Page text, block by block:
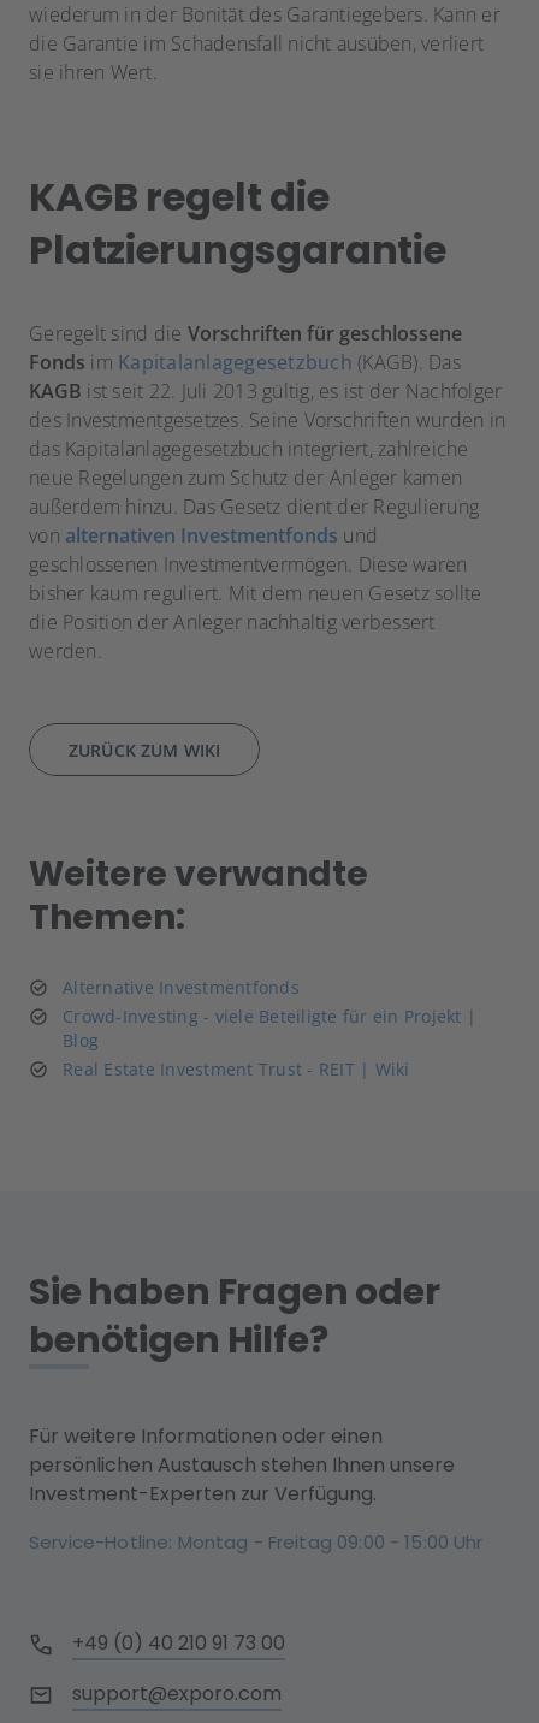
wiederum in der Bonität des Garantiegebers. Kann er
die Garantie im Schadensfall nicht ausüben, verliert
sie ihren Wert.
KAGB regelt die
Platzierungsgarantie
Geregelt sind die Vorschriften für geschlossene
Fonds im Kapitalanlagegesetzbuch (KAGB). Das
KAGB ist seit 22. Juli 2013 gültig, es ist der Nachfolger
des Investmentgesetzes. Seine Vorschriften wurden in
das Kapitalanlagegesetzbuch integriert, zahlreiche
neue Regelungen zum Schutz der Anleger kamen
außerdem hinzu. Das Gesetz dient der Regulierung
von alternativen Investmentfonds und
geschlossenen Investmentvermögen. Diese waren
bisher kaum reguliert. Mit dem neuen Gesetz sollte
die Position der Anleger nachhaltig verbessert
werden.
ZURÜCK ZUM WIKI
Weitere verwandte
Themen:
Alternative Investmentfonds
Crowd-Investing - viele Beteiligte für ein Projekt |
Blog
Real Estate Investment Trust - REIT | Wiki
Sie haben Fragen oder
benötigen Hilfe?
Für weitere Informationen oder einen
persönlichen Austausch stehen Ihnen unsere
Investment-Experten zur Verfügung.
Service-Hotline: Montag - Freitag 09:00 - 15:00 Uhr
+49 (0) 40 210 91 73 00
support@exporo.com